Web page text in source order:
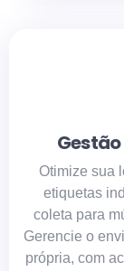
Otimize sua
etiquetas
coleta para
Gerencie o
própria, com